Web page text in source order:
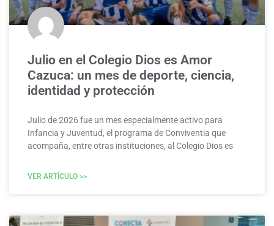
Julio en el Colegio Dios es Amor
Cazuca: un mes de deporte, ciencia,
identidad y protección
Julio de 2026 fue un mes especialmente activo para
Infancia y Juventud, el programa de Conviventia que
acompaña, entre otras instituciones, al Colegio Dios es
VER ARTÍCULO >>